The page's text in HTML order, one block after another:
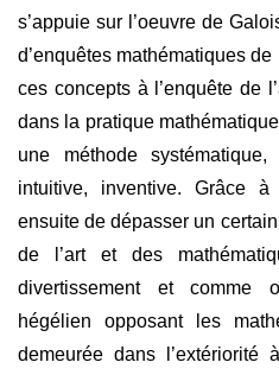
s’appuie sur l’oeuvre de
d’enquêtes mathématiques
ces concepts à l’enquête de
dans la pratique
une méthode
intuitive, inventive. Grâce
ensuite de dépasser un
de l’art et des
divertissement et comme
hégélien opposant les
demeurée dans l’extériorité